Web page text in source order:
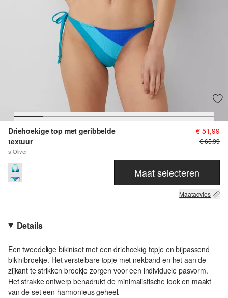
Driehoekige top met geribbelde
textuur
s.Oliver
€ 51,99
€ 65,99
Maat selecteren
Maatadvies
Details
Een tweedelige bikiniset met een driehoekig topje en bijpassend
bikinibroekje. Het verstelbare topje met nekband en het aan de
zijkant te strikken broekje zorgen voor een individuele pasvorm.
Het strakke ontwerp benadrukt de minimalistische look en maakt
van de set een harmonieus geheel.